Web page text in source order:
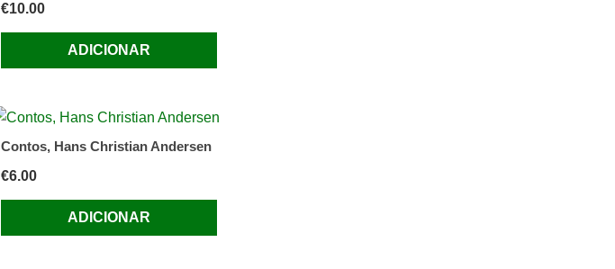
€10.00
ADICIONAR
Contos, Hans Christian Andersen
€6.00
ADICIONAR